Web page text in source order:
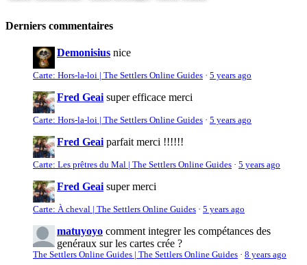
Derniers commentaires
Demonisius nice
Carte: Hors-la-loi | The Settlers Online Guides · 5 years ago
Fred Geai super efficace merci
Carte: Hors-la-loi | The Settlers Online Guides · 5 years ago
Fred Geai parfait merci !!!!!!
Carte: Les prêtres du Mal | The Settlers Online Guides · 5 years ago
Fred Geai super merci
Carte: À cheval | The Settlers Online Guides · 5 years ago
matuyoyo comment integrer les compétances des
genéraux sur les cartes crée ?
The Settlers Online Guides | The Settlers Online Guides · 8 years ago